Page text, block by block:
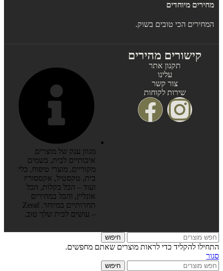
מחירים מיוחדים
המחירים הכי טובים בשוק.
קישורים מהירים
תקנון אתר
עלינו
צור קשר
שירות לקוחות
מגוון ענק של מוצרים
איכותיים לבית, בשמים
מקוריים, מוצרי טיפוח, כלי
בית, טקסטיל, אקססוריז
ועוד – הכל בקלות, הכל
אונליין, והכל במחירים
תחרותיים במיוחד. Zeraf
– עושים לבית שלך טוב.
חיפוש
התחילו להקליד כדי לראות מוצרים שאתם מחפשים.
סגור
חיפוש